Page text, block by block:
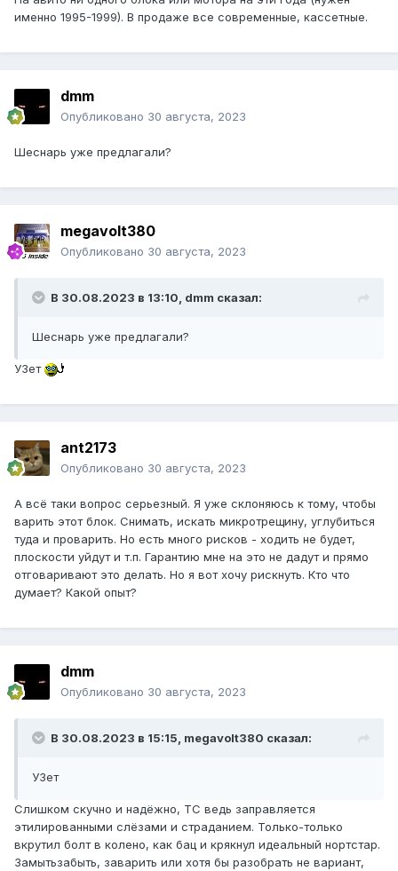
именно 1995-1999). В продаже все современные, кассетные.
dmm
Опубликовано 30 августа, 2023
Шеснарь уже предлагали?
megavolt380
Опубликовано 30 августа, 2023
В 30.08.2023 в 13:10, dmm сказал:
Шеснарь уже предлагали?
УЗет
ant2173
Опубликовано 30 августа, 2023
А всё таки вопрос серьезный. Я уже склоняюсь к тому, чтобы
варить этот блок. Снимать, искать микротрещину, углубиться
туда и проварить. Но есть много рисков - ходить не будет,
плоскости уйдут и т.п. Гарантию мне на это не дадут и прямо
отговаривают это делать. Но я вот хочу рискнуть. Кто что
думает? Какой опыт?
dmm
Опубликовано 30 августа, 2023
В 30.08.2023 в 15:15, megavolt380 сказал:
УЗет
Слишком скучно и надёжно, ТС ведь заправляется
этилированными слёзами и страданием. Только-только
вкрутил болт в колено, как бац и крякнул идеальный нортстар.
Замытьзабыть, заварить или хотя бы разобрать не вариант,